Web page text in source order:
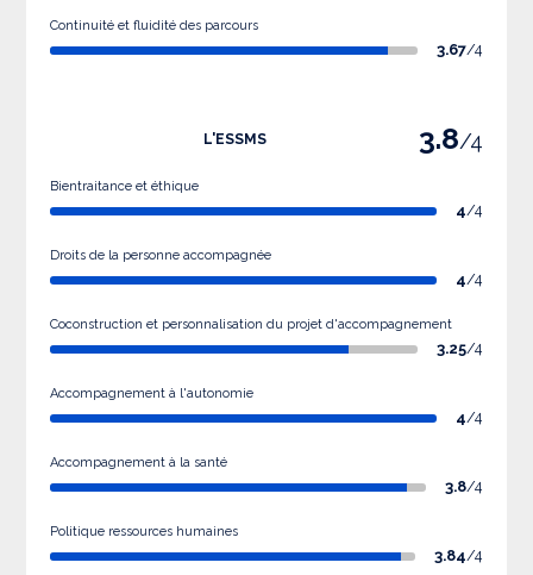
Continuité et fluidité des parcours
3.67/4
L'ESSMS 3.8/4
Bientraitance et éthique
4/4
Droits de la personne accompagnée
4/4
Coconstruction et personnalisation du projet d'accompagnement
3.25/4
Accompagnement à l'autonomie
4/4
Accompagnement à la santé
3.8/4
Politique ressources humaines
3.84/4